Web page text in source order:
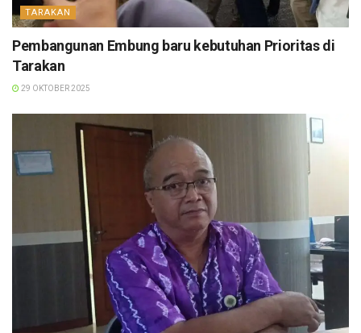
TARAKAN
Pembangunan Embung baru kebutuhan Prioritas di
Tarakan
29 OKTOBER 2025